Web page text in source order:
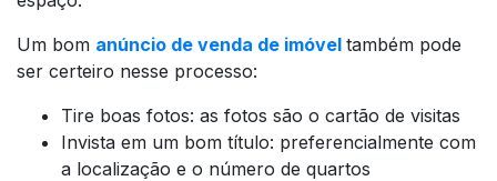
Um bom anúncio de venda de imóvel também pode
ser certeiro nesse processo:
Tire boas fotos: as fotos são o cartão de visitas
Invista em um bom título: preferencialmente com
a localização e o número de quartos